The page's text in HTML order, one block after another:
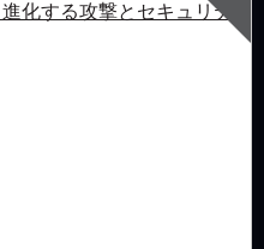
化する攻撃とセキュリテ